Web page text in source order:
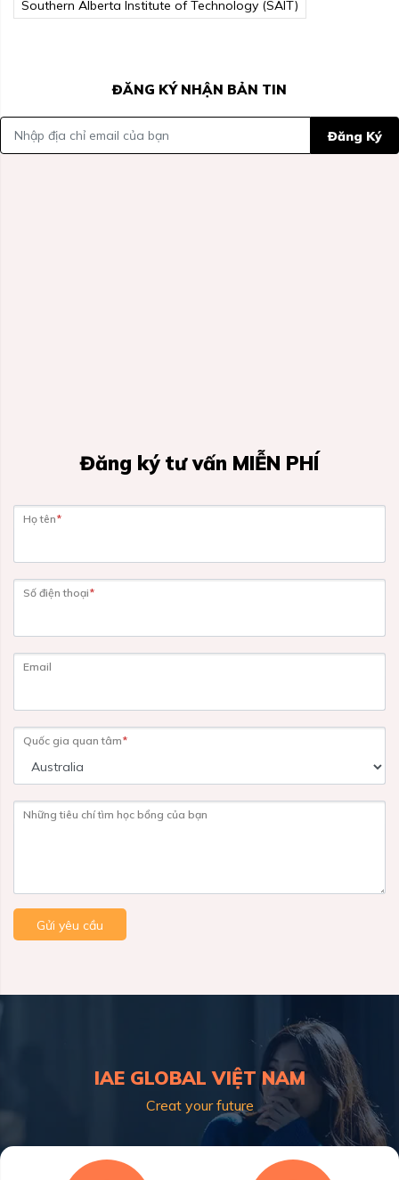
Southern Alberta Institute of Technology (SAIT)
ĐĂNG KÝ NHẬN BẢN TIN
Đăng Ký
Đăng ký tư vấn MIỄN PHÍ
Họ tên*
Số điện thoại*
Email
Quốc gia quan tâm*
Những tiêu chí tìm học bổng của bạn
Gửi yêu cầu
IAE GLOBAL VIỆT NAM
Creat your future